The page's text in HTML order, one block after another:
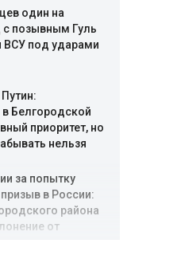
один на
с позывным Гуль
ВСУ под ударами
в Белгородской
приоритет, но
нельзя
за попытку
в России:
района
от